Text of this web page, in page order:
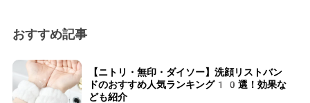
おすすめ記事
【ニトリ・無印・ダイソー】洗顔リストバン
ドのおすすめ人気ランキング10選！効果な
ども紹介